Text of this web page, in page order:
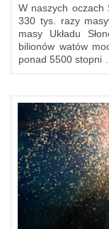
W naszych oczach
330 tys. razy
masy Układu
bilionów watów
ponad 5500 stopni